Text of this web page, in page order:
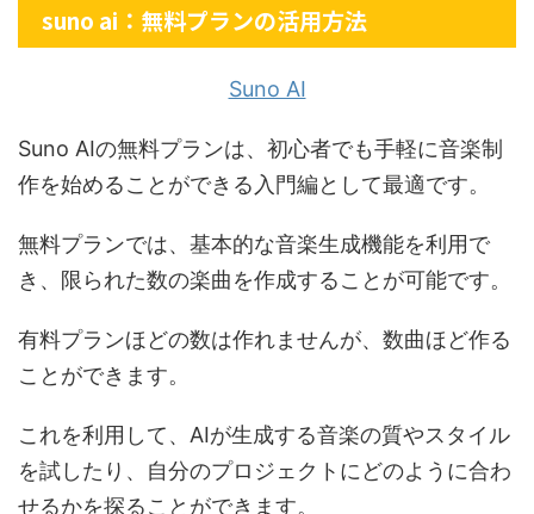
suno ai：無料プランの活用方法
Suno AI
Suno AIの無料プランは、初心者でも手軽に音楽制
作を始めることができる入門編として最適です。
無料プランでは、基本的な音楽生成機能を利用で
き、限られた数の楽曲を作成することが可能です。
有料プランほどの数は作れませんが、数曲ほど作る
ことができます。
これを利用して、AIが生成する音楽の質やスタイル
を試したり、自分のプロジェクトにどのように合わ
せるかを探ることができます。